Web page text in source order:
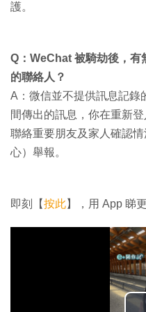
護。
Q：WeChat 被騎劫後，有
的聯絡人？
A：微信並不提供訊息記錄
間傳出的訊息，你在重新登
聯絡重要朋友及家人確認
心）舉報。
即刻【按此】，用 App 睇